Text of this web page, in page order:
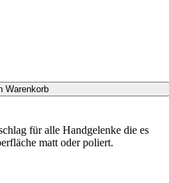
Warenkorb
für alle Handgelenke die es
matt oder poliert.